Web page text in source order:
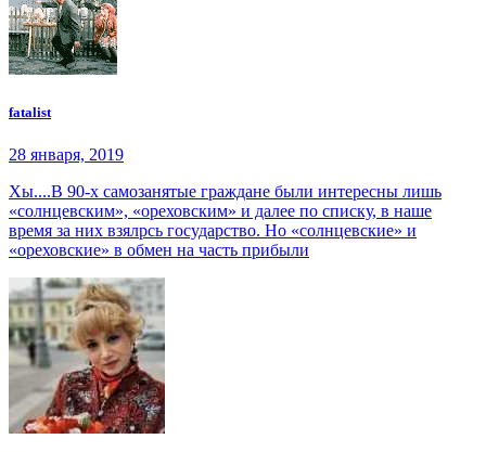
fatalist
28 января, 2019
Хы....В 90-х самозанятые граждане были интересны лишь
«солнцевским», «ореховским» и далее по списку, в наше
время за них взялрсь государство. Но «солнцевские» и
«ореховские» в обмен на часть прибыли